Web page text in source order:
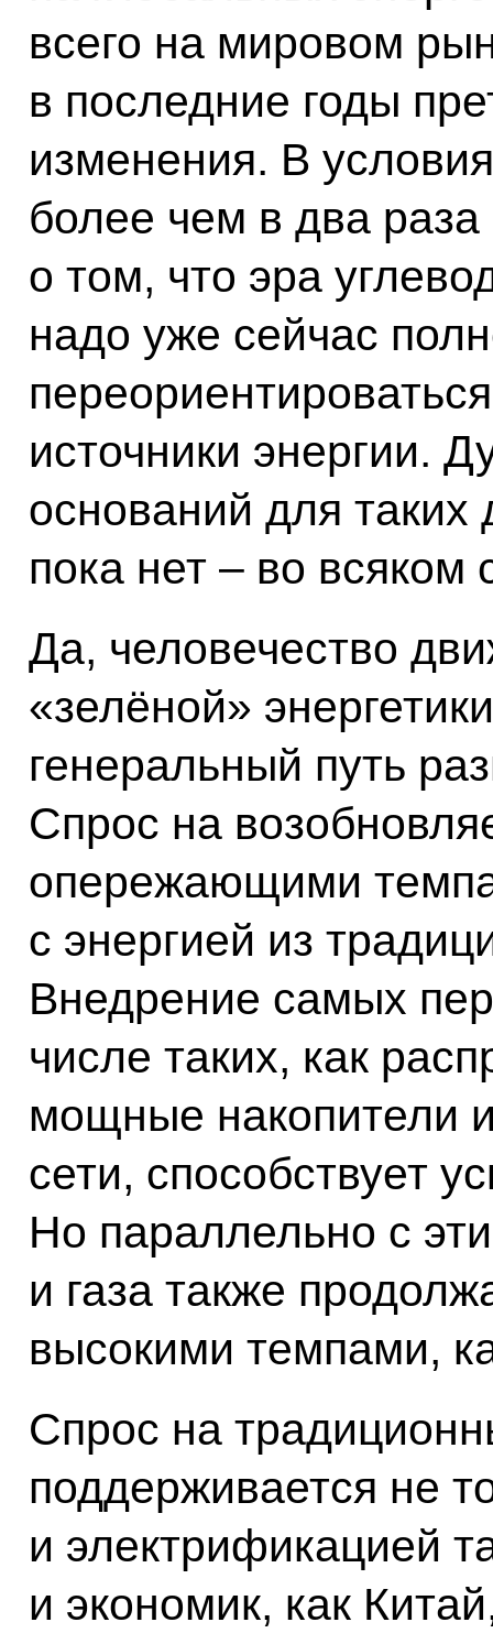
всего на мировом
в последние годы
изменения. В
более чем в два
о том, что эра
надо уже сейчас
источники энергии.
оснований для
пока нет – во всяком
Да, человечество
«зелёной»
генеральный путь
Спрос на
опережающими
с энергией из
Внедрение самых
числе таких, как
мощные накопители
сети, способствует
Но параллельно с
и газа также
высокими темпами,
Спрос на
поддерживается не
и электрификацией
и экономик, как